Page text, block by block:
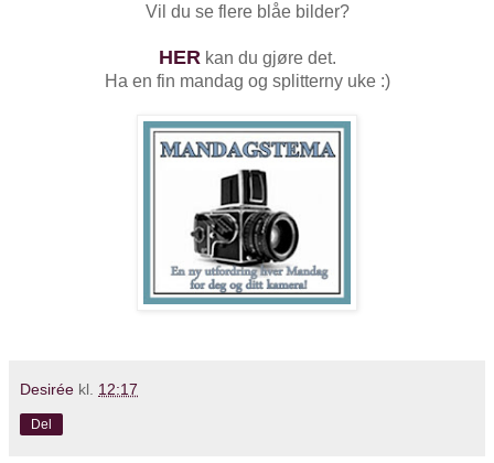
Vil du se flere blåe bilder?
HER kan du gjøre det.
Ha en fin mandag og splitterny uke :)
Desirée kl. 12:17
Del